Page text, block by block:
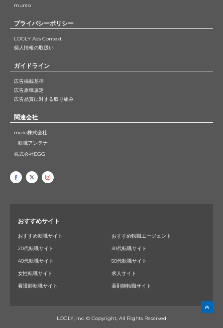
mureo
プライバシーポリシー
LOGLY Ads Context
個人情報の取扱い
ガイドライン
広告掲載基準
広告原稿規定
広告品質に対する取り組み
関連会社
moto株式会社
転職アンテナ
株式会社EGG
おすすめサイト
おすすめ転職サイト
おすすめ転職エージェント
20代転職サイト
30代転職サイト
40代転職サイト
50代転職サイト
女性転職サイト
求人サイト
看護師転職サイト
薬剤師転職サイト
LOGLY, Inc. © Copyright, All Rights Reserved